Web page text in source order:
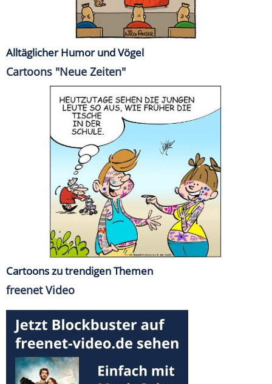
Alltäglicher Humor und Vögel
Cartoons "Neue Zeiten"
Cartoons zu trendigen Themen
freenet Video